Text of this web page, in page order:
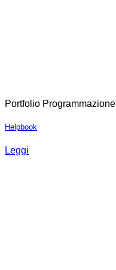
Portfolio Programmazione
Helpbook
Leggi